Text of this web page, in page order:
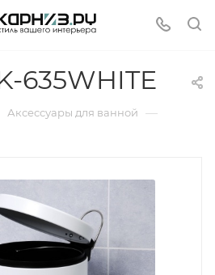
635WHITE
Аксессуары для ванной —